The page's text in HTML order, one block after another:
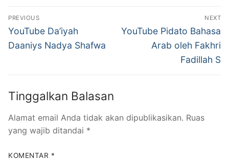
Navigasi
pos
PREVIOUS
Previous
post:
YouTube Da’iyah
Daaniys Nadya Shafwa
NEXT
Next
YouTube Pidato Bahasa
Arab oleh Fakhri
Fadillah S
Tinggalkan Balasan
Alamat email Anda tidak akan dipublikasikan. Ruas
yang wajib ditandai *
KOMENTAR *